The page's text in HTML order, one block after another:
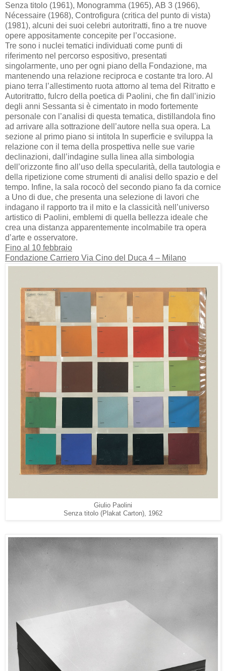
Senza titolo (1961), Monogramma (1965), AB 3 (1966),
Nécessaire (1968), Controfigura (critica del punto di vista)
(1981), alcuni dei suoi celebri autoritratti, fino a tre nuove
opere appositamente concepite per l’occasione.
Tre sono i nuclei tematici individuati come punti di
riferimento nel percorso espositivo, presentati
singolarmente, uno per ogni piano della Fondazione, ma
mantenendo una relazione reciproca e costante tra loro. Al
piano terra l’allestimento ruota attorno al tema del Ritratto e
Autoritratto, fulcro della poetica di Paolini, che fin dall’inizio
degli anni Sessanta si è cimentato in modo fortemente
personale con l’analisi di questa tematica, distillandola fino
ad arrivare alla sottrazione dell’autore nella sua opera. La
sezione al primo piano si intitola In superficie e sviluppa la
relazione con il tema della prospettiva nelle sue varie
declinazioni, dall’indagine sulla linea alla simbologia
dell’orizzonte fino all’uso della specularità, della tautologia e
della ripetizione come strumenti di analisi dello spazio e del
tempo. Infine, la sala rococò del secondo piano fa da cornice
a Uno di due, che presenta una selezione di lavori che
indagano il rapporto tra il mito e la classicità nell’universo
artistico di Paolini, emblemi di quella bellezza ideale che
crea una distanza apparentemente incolmabile tra opera
d’arte e osservatore.
Fino al 10 febbraio
Fondazione Carriero Via Cino del Duca 4 – Milano
Giulio Paolini
Senza titolo (Plakat Carton), 1962